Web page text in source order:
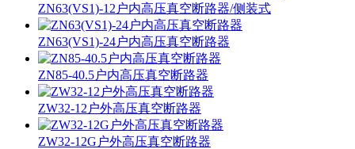
ZN63(VS1)-12户内高压真空断路器/侧装式
ZN63(VS1)-24户内高压真空断路器
ZN85-40.5户内高压真空断路器
ZW32-12户外高压真空断路器
ZW32-12G户外高压真空断路器